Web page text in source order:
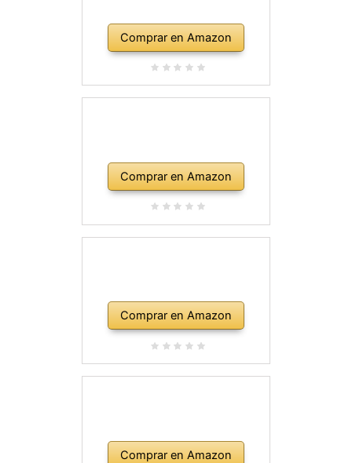
Comprar en Amazon
Comprar en Amazon
Comprar en Amazon
Comprar en Amazon